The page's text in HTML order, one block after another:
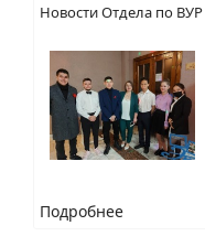
Новости Отдела по ВУР
Подробнее